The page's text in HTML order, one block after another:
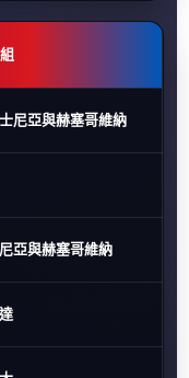
尼亞與赫塞哥維納
亞與赫塞哥維納